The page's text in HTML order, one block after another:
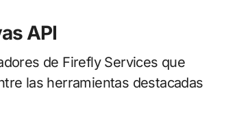
API
de Firefly Services que
las herramientas destacadas